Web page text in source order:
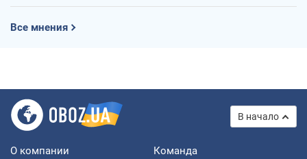
Все мнения
В начало
О компании Команда